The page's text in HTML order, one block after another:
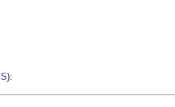
):